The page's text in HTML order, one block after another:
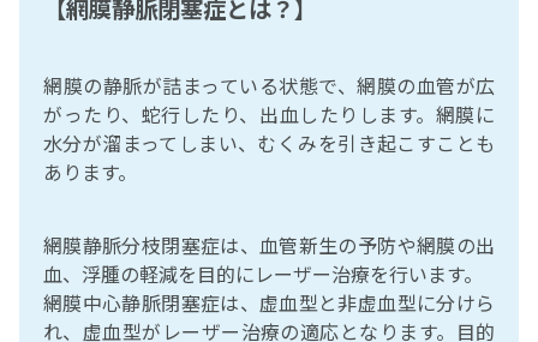
【網膜静脈閉塞症とは？】
網膜の静脈が詰まっている状態で、網膜の血管が広
がったり、蛇行したり、出血したりします。網膜に
水分が溜まってしまい、むくみを引き起こすことも
あります。
網膜静脈分枝閉塞症は、血管新生の予防や網膜の出
血、浮腫の軽減を目的にレーザー治療を行います。
網膜中心静脈閉塞症は、虚血型と非虚血型に分けら
れ、虚血型がレーザー治療の適応となります。目的